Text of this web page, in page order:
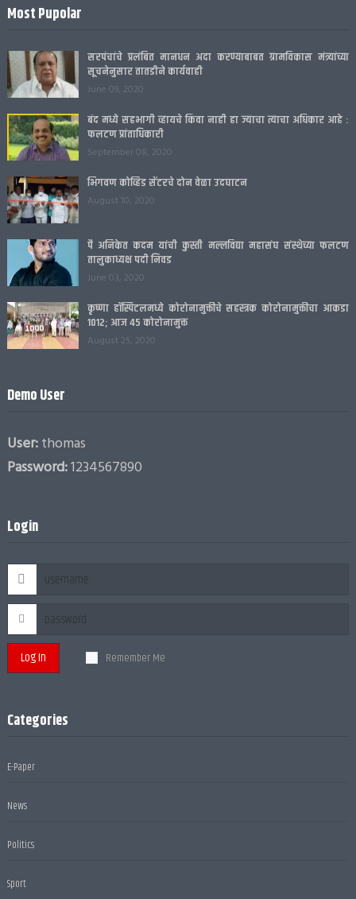
Most Pupolar
सरपंचांचे प्रलंबित मानधन अदा करण्याबाबत ग्रामविकास मंत्र्यांच्या
सूचनेनुसार तातडीने कार्यवाही
June 09, 2020
बंद मध्ये सहभागी व्हायचे किंवा नाही हा ज्याचा त्याचा अधिकार आहे :
फलटण प्रांताधिकारी
September 08, 2020
भिगवण कोव्हिड सेंटरचे दोन वेळा उदघाटन
August 10, 2020
पै अनिकेत कदम यांची कुस्ती मल्लविद्या महासंघ संस्थेच्या फलटण
तालुकाध्यक्ष पदी निवड
June 03, 2020
कृष्णा हॉस्पिटलमध्ये कोरोनामुक्तीचे सहस्त्रक कोरोनामुक्तीचा आकडा
1012; आज 45 कोरोनामुक्त
August 25, 2020
Demo User
User:thomas
Password:1234567890
Login
Log In Remember Me
Categories
E-Paper
News
Politics
Sport